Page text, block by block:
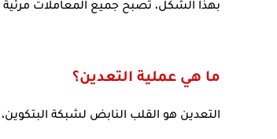
بهذا الشكل، تصبح جميع المعاملات
ما هي عملية التعدين؟
التعدين هو القلب النابض لشبكة